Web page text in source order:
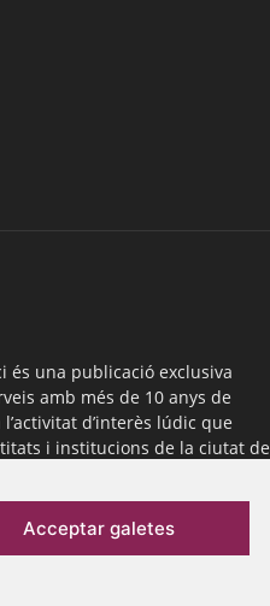
Acceptar galetes
és una publicació exclusiva
amb més de 10 anys de
d’interès lúdic que
i institucions de la ciutat de